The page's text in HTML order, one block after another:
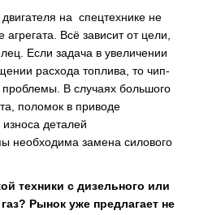
на спецтехнике не
Всё зависит от цели,
Если задача в увеличении
расхода топлива, то чип-
В случаях большого
поломок в приводе
деталей
необходима замена силового
техники с дизельного или
Рынок уже предлагает не